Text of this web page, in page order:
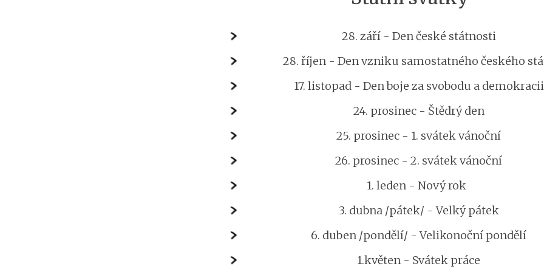
28. září - Den české státnosti
28. říjen - Den vzniku samostatného českého
17. listopad - Den boje za svobodu a demokracii
24. prosinec - Štědrý den
25. prosinec - 1. svátek vánoční
26. prosinec - 2. svátek vánoční
1. leden - Nový rok
3. dubna /pátek/ - Velký pátek
6. duben /pondělí/ - Velikonoční pondělí
1.květen - Svátek práce